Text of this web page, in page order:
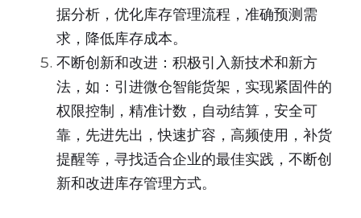
据分析，优化库存管理流程，准确预测需
求，降低库存成本。
不断创新和改进：积极引入新技术和新方
法，如：引进微仓智能货架，实现紧固件的
权限控制，精准计数，自动结算，安全可
靠，先进先出，快速扩容，高频使用，补货
提醒等，寻找适合企业的最佳实践，不断创
新和改进库存管理方式。